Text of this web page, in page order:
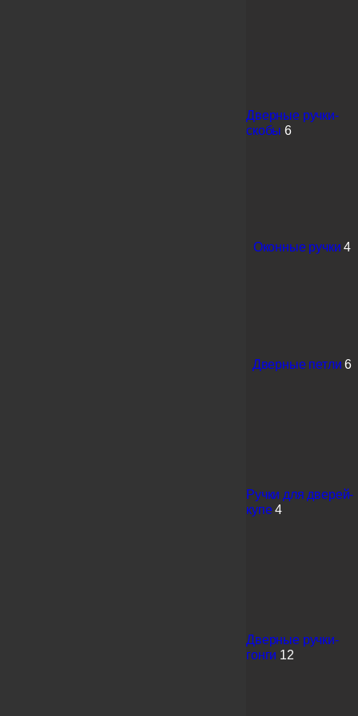
Дверные ручки-
скобы 6
Оконные ручки 4
Дверные петли 6
Ручки для дверей-
купе 4
Дверные ручки-
гонги 12